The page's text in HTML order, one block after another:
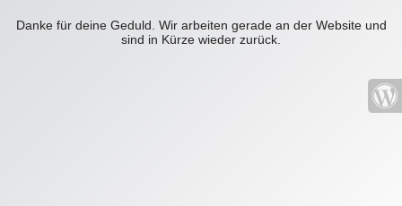
Danke für deine Geduld. Wir arbeiten gerade an der Website und
sind in Kürze wieder zurück.